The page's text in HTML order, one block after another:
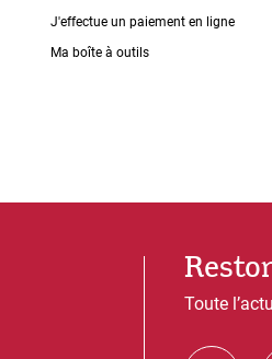
J'effectue un paiement en ligne
Ma boîte à outils
Toute